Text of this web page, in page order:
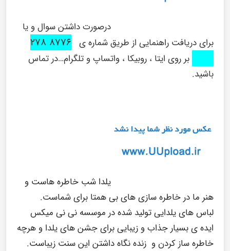
درصورت داشتن سوال و یا
برای دریافت راهنمایی از طریق شماره ی
۸۷۷۶ ۲۷۸
بر روی ایتا ، روبیکا ، واتساپ و تلگرام…در تماس
باشید.
یلدا شب خاطره هاست و
هنر ما در خاطره سازی های بی همتا برای شماست.
لباس های یلدایی تولید شده در موسسه نی نی میکس
ایده ی بسیار جذاب و زیبایی برای جشن های یلدا و هرچه
خاطره ساز کردن و زنده نگاه داشتن این سنت زیباست.